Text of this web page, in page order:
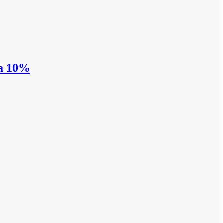
10%